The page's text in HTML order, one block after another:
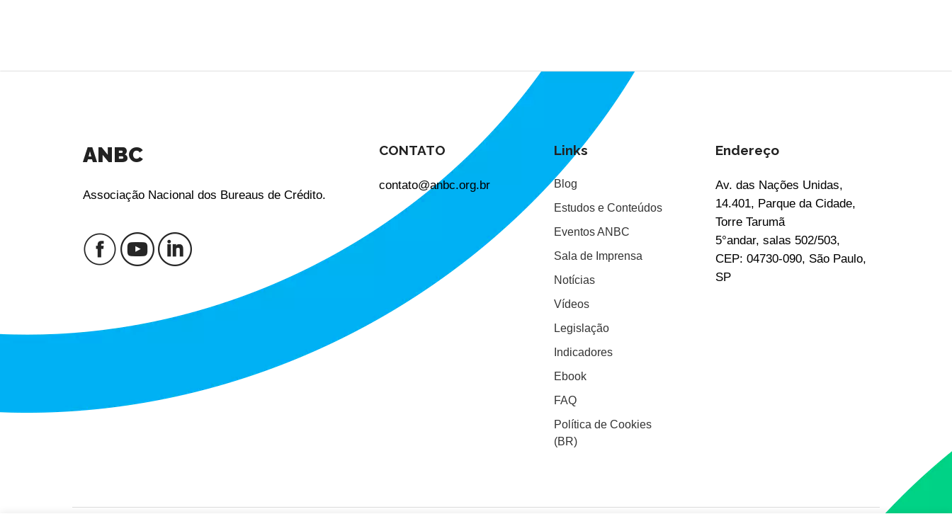
ANBC
Associação Nacional dos Bureaus de Crédito.
CONTATO
contato@anbc.org.br
Links
Blog
Estudos e Conteúdos
Eventos ANBC
Sala de Imprensa
Notícias
Vídeos
Legislação
Indicadores
Ebook
FAQ
Política de Cookies
(BR)
Endereço
Av. das Nações Unidas,
14.401, Parque da Cidade,
Torre Tarumã
5°andar, salas 502/503,
CEP: 04730-090, São Paulo,
SP